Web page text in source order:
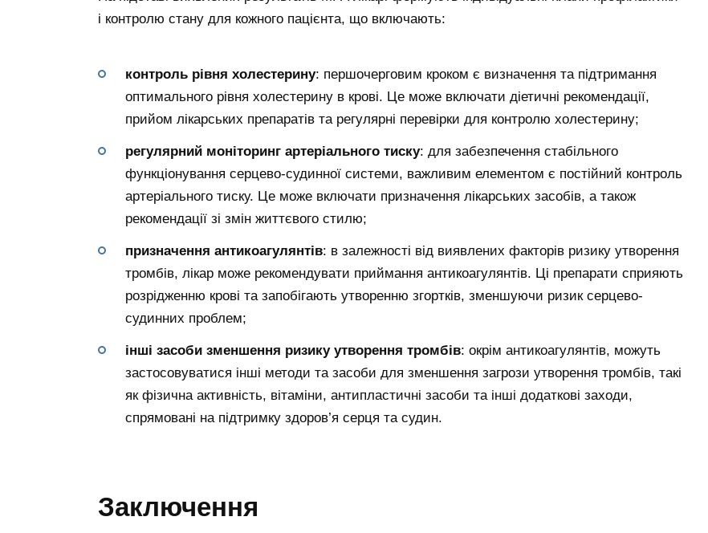
і контролю стану для кожного пацієнта, що включають:
контроль рівня холестерину: першочерговим кроком є визначення та підтримання
оптимального рівня холестерину в крові. Це може включати діетичні рекомендації,
прийом лікарських препаратів та регулярні перевірки для контролю холестерину;
регулярний моніторинг артеріального тиску: для забезпечення стабільного
функціонування серцево-судинної системи, важливим елементом є постійний контроль
артеріального тиску. Це може включати призначення лікарських засобів, а також
рекомендації зі змін життєвого стилю;
призначення антикоагулянтів: в залежності від виявлених факторів ризику утворення
тромбів, лікар може рекомендувати приймання антикоагулянтів. Ці препарати сприяють
розрідженню крові та запобігають утворенню згортків, зменшуючи ризик серцево-
судинних проблем;
інші засоби зменшення ризику утворення тромбів: окрім антикоагулянтів, можуть
застосовуватися інші методи та засоби для зменшення загрози утворення тромбів, такі
як фізична активність, вітаміни, антипластичні засоби та інші додаткові заходи,
спрямовані на підтримку здоров’я серця та судин.
Заключення